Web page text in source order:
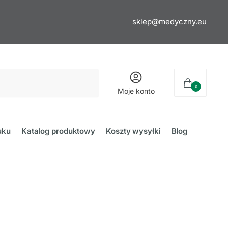
sklep@medyczny.eu
Moje konto
0
Katalog produktowy Koszty wysyłki Blog